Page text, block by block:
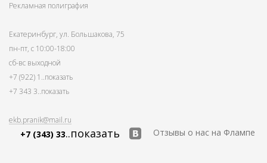
Рекламная полиграфия
Екатеринбург, ул. Большакова, 75
пн-пт, с 10:00-18:00
сб-вс выходной
+7 (922) 1 ..показать
+7 343 3..показать
ekb.pranik@mail.ru
+7 (343) 33..показать Отзывы о нас на Флампе